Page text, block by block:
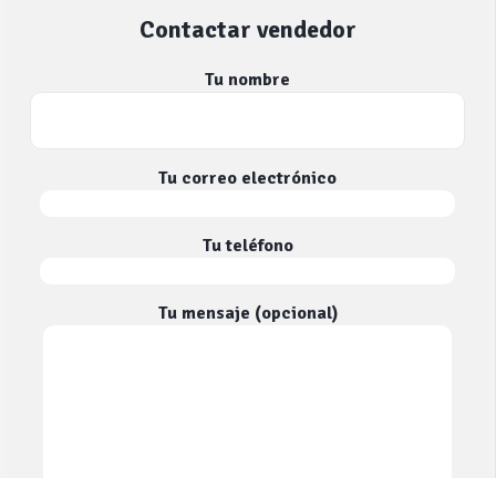
Contactar vendedor
Tu nombre
Tu correo electrónico
Tu teléfono
Tu mensaje (opcional)